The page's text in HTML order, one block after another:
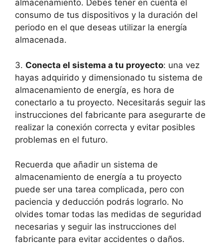
almacenamiento. Debes tener en cuenta el
consumo de tus dispositivos y la duración del
periodo en el que deseas utilizar la energía
almacenada.
3. Conecta el sistema a tu proyecto: una vez
hayas adquirido y dimensionado tu sistema de
almacenamiento de energía, es hora de
conectarlo a tu proyecto. Necesitarás seguir las
instrucciones del fabricante para asegurarte de
realizar la conexión correcta y evitar posibles
problemas en el futuro.
Recuerda que añadir un sistema de
almacenamiento de energía a tu proyecto
puede ser una tarea complicada, pero con
paciencia y deducción podrás lograrlo. No
olvides tomar todas las medidas de seguridad
necesarias y seguir las instrucciones del
fabricante para evitar accidentes o daños.